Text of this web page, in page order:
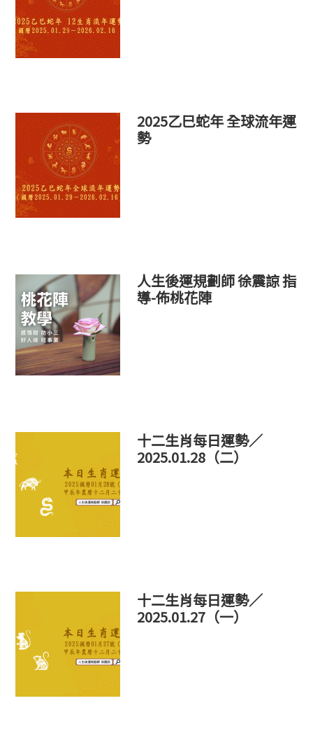
2025乙巳蛇年 全球流年運
勢
人生後運規劃師 徐震諒 指
導-佈桃花陣
十二生肖每日運勢／
2025.01.28（二）
十二生肖每日運勢／
2025.01.27（一）